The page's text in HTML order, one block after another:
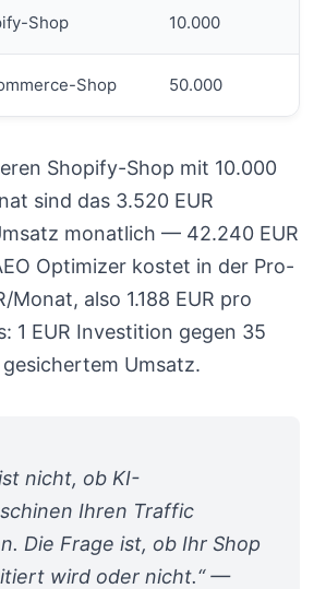
Shop 10.000
Shop 50.000
Shopify-Shop mit 10.000
sind das 3.520 EUR
monatlich — 42.240 EUR
Optimizer kostet in der Pro-
Monat, also 1.188 EUR pro
1 EUR Investition gegen 35
Umsatz.
nicht, ob KI-
Ihren Traffic
Die Frage ist, ob Ihr Shop
wird oder nicht.“ —